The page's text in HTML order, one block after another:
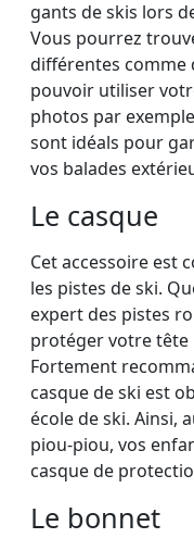
gants de skis lors
Vous pourrez
différentes comme
pouvoir utiliser
photos par
sont idéals pour
vos balades
Le casque
Cet accessoire est
les pistes de ski.
expert des pistes
protéger votre tête
Fortement
casque de ski est
école de ski. Ainsi,
piou-piou, vos
casque de
Le bonnet